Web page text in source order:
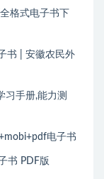
格式电子书下
书 | 安徽农民外
习手册,能力测
电子书
书 PDF版